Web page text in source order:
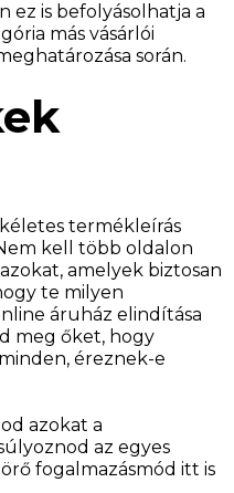
ez is befolyásolhatja a
más vásárlói
során.
termékleírás
kell több oldalon
amelyek biztosan
te milyen
áruház elindítása
meg őket, hogy
éreznek-e
azokat a
az egyes
fogalmazásmód itt is